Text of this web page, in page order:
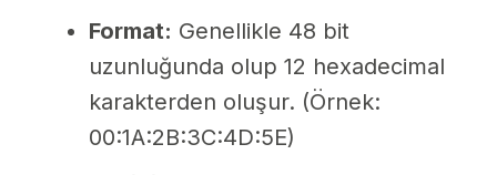
Format: Genellikle 48 bit
uzunluğunda olup 12 hexadecimal
karakterden oluşur. (Örnek:
00:1A:2B:3C:4D:5E)